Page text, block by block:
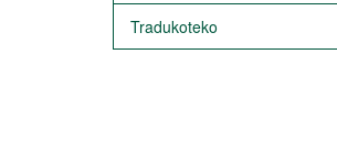
Tradukoteko